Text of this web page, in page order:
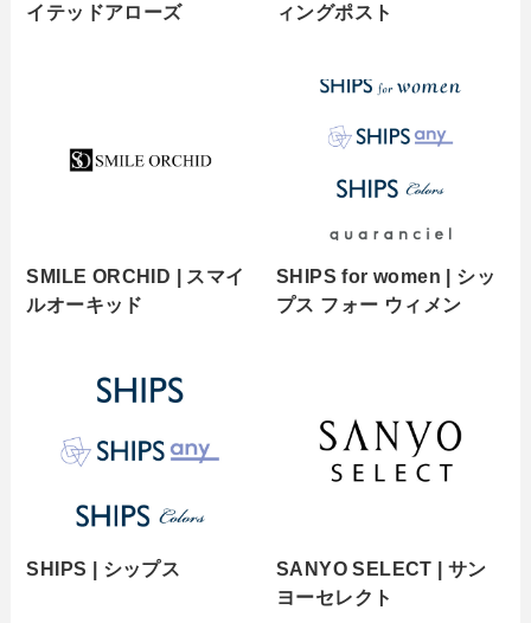
イテッドアローズ
ィングポスト
SMILE ORCHID | スマイ
ルオーキッド
SHIPS for women | シッ
プス フォー ウィメン
SHIPS | シップス
SANYO SELECT | サン
ヨーセレクト